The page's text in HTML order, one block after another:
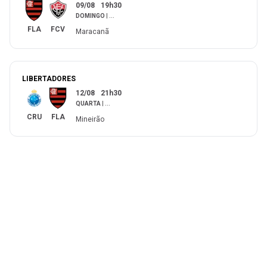
FLA FCV
09/08 19h30
DOMINGO
Maracanã
LIBERTADORES
CRU FLA
12/08 21h30
QUARTA
Mineirão